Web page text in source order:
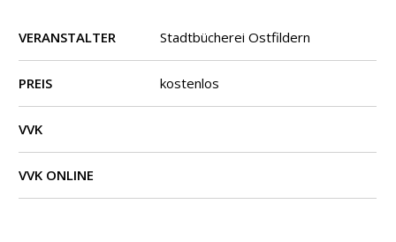
VERANSTALTER Stadtbücherei Ostfildern
PREIS kostenlos
VVK
VVK ONLINE